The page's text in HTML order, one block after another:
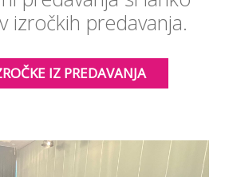
izročkih predavanja.
IZ PREDAVANJA